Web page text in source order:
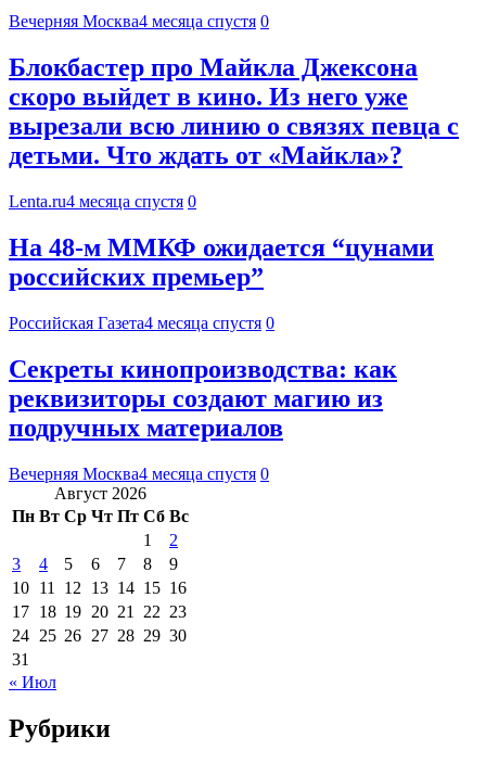
Вечерняя Москва4 месяца спустя 0
Блокбастер про Майкла Джексона
скоро выйдет в кино. Из него уже
вырезали всю линию о связях певца с
детьми. Что ждать от «Майкла»?
Lenta.ru4 месяца спустя 0
На 48-м ММКФ ожидается “цунами
российских премьер”
Российская Газета4 месяца спустя 0
Секреты кинопроизводства: как
реквизиторы создают магию из
подручных материалов
Вечерняя Москва4 месяца спустя 0
Август 2026
Пн Вт Ср Чт Пт Сб Вс
1
2
3
4 5 6 7 8
9
10 11 12 13 14 15 16
17 18 19 20 21 22 23
24 25 26 27 28 29 30
31
« Июл
Рубрики